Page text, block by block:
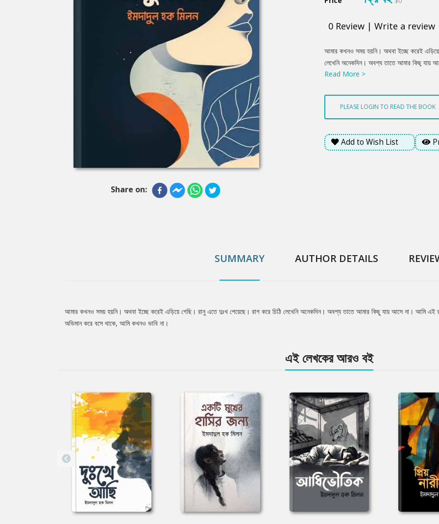
Share on:
0 Review | Write a review
Product
Summery
আমার কখনও সময় হয়নি। অথবা ইচ্ছে করেই এড়িয়ে
লেখেনি অনেকদিন। অবশ্য তাতে আমার কিছু
ভেবে কষ্ট পায়, নির্ঘুম রাত কাটিয়ে দেয়, অভিমান
Read More >
PLEASE LOGIN TO READ THE BOOK
Add to Wish List
SUMMARY AUTHOR DETAILS
Tab
আমার কখনও সময় হয়নি। অথবা ইচ্ছে করেই এড়িয়ে গেছি। রানু এতে দুঃখ পেয়েছে। রাগ করে চিঠি লেখেনি অনেকদিন। অবশ্য তাতে আমার কিছু যায় আসে না। আমি এই
অভিমান করে বসে থাকে, আমি কখনও ভাবি না।
এই লেখকের আরও বই